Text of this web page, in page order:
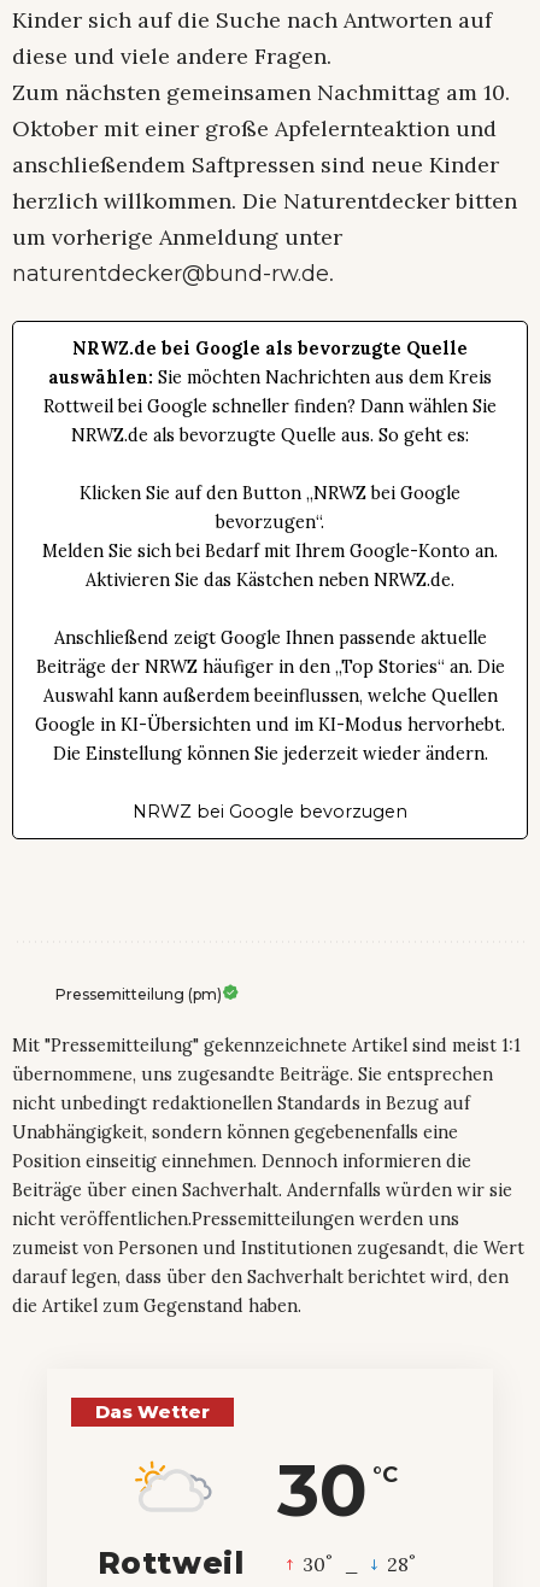
Kinder sich auf die Suche nach Antworten auf
diese und viele andere Fragen.
Zum nächsten gemeinsamen Nachmittag am 10.
Oktober mit einer große Apfelernteaktion und
anschließendem Saftpressen sind neue Kinder
herzlich willkommen. Die Naturentdecker bitten
um vorherige Anmeldung unter
naturentdecker@bund-rw.de.
NRWZ.de bei Google als bevorzugte Quelle
auswählen: Sie möchten Nachrichten aus dem Kreis
Rottweil bei Google schneller finden? Dann wählen Sie
NRWZ.de als bevorzugte Quelle aus. So geht es:
Klicken Sie auf den Button „NRWZ bei Google
bevorzugen“.
Melden Sie sich bei Bedarf mit Ihrem Google-Konto an.
Aktivieren Sie das Kästchen neben NRWZ.de.
Anschließend zeigt Google Ihnen passende aktuelle
Beiträge der NRWZ häufiger in den „Top Stories“ an. Die
Auswahl kann außerdem beeinflussen, welche Quellen
Google in KI-Übersichten und im KI-Modus hervorhebt.
Die Einstellung können Sie jederzeit wieder ändern.
NRWZ bei Google bevorzugen
Pressemitteilung (pm)
Mit "Pressemitteilung" gekennzeichnete Artikel sind meist 1:1
übernommene, uns zugesandte Beiträge. Sie entsprechen
nicht unbedingt redaktionellen Standards in Bezug auf
Unabhängigkeit, sondern können gegebenenfalls eine
Position einseitig einnehmen. Dennoch informieren die
Beiträge über einen Sachverhalt. Andernfalls würden wir sie
nicht veröffentlichen.Pressemitteilungen werden uns
zumeist von Personen und Institutionen zugesandt, die Wert
darauf legen, dass über den Sachverhalt berichtet wird, den
die Artikel zum Gegenstand haben.
Das Wetter
30 °C
Rottweil 30° 28°